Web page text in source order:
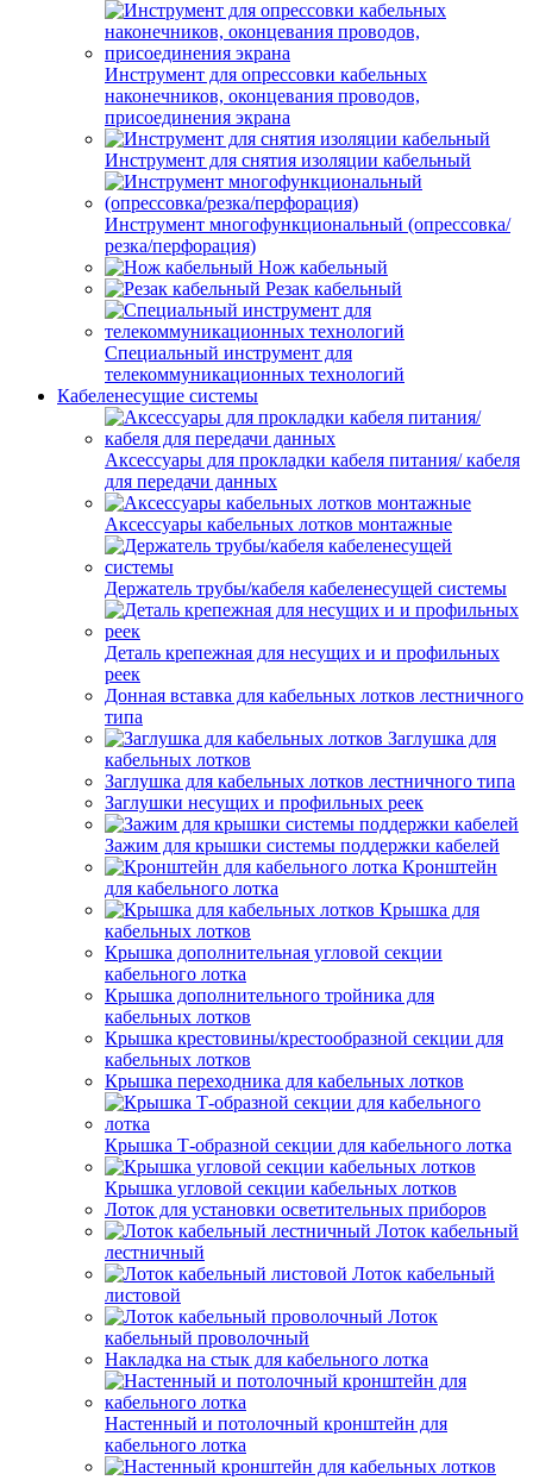
Инструмент для опрессовки кабельных
наконечников, оконцевания проводов,
присоединения экрана
Инструмент для снятия изоляции кабельный
Инструмент многофункциональный (опрессовка/
резка/перфорация)
Нож кабельный
Резак кабельный
Специальный инструмент для
телекоммуникационных технологий
Кабеленесущие системы
Аксессуары для прокладки кабеля питания/ кабеля
для передачи данных
Аксессуары кабельных лотков монтажные
Держатель трубы/кабеля кабеленесущей системы
Деталь крепежная для несущих и и профильных
реек
Донная вставка для кабельных лотков лестничного
типа
Заглушка для
кабельных лотков
Заглушка для кабельных лотков лестничного типа
Заглушки несущих и профильных реек
Зажим для крышки системы поддержки кабелей
Кронштейн
для кабельного лотка
Крышка для
кабельных лотков
Крышка дополнительная угловой секции
кабельного лотка
Крышка дополнительного тройника для
кабельных лотков
Крышка крестовины/крестообразной секции для
кабельных лотков
Крышка переходника для кабельных лотков
Крышка Т-образной секции для кабельного лотка
Крышка угловой секции кабельных лотков
Лоток для установки осветительных приборов
Лоток кабельный
лестничный
Лоток кабельный
листовой
Лоток
кабельный проволочный
Накладка на стык для кабельного лотка
Настенный и потолочный кронштейн для
кабельного лотка